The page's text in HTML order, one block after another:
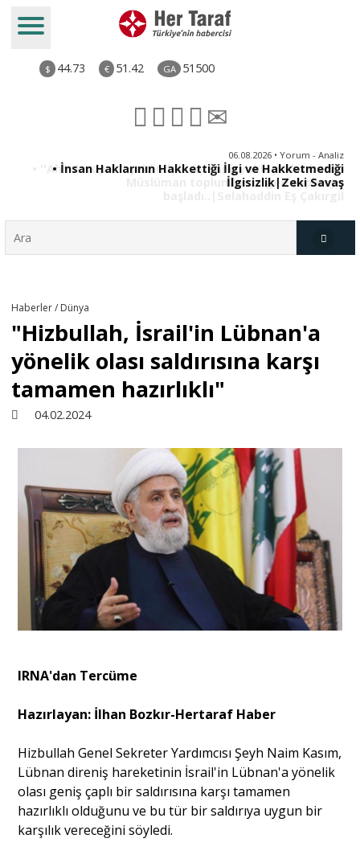
$ 44.73 € 51.42 GA 51500
06.08.2026 • Yorum - Analiz
• İnsan Haklarının Hakkettiği İlgi ve Hakketmediği
İlgisizlik|Zeki Savaş
Derkenar
Sivil Toplum
Kültür - Sanat
Ekonomi
Dünya
Yorum - Analiz
Yazı Dizisi
Portre
Yazarlar
Haberler / Dünya
"Hizbullah, İsrail'in Lübnan'a
yönelik olası saldırısına karşı
tamamen hazırlıklı"
04.02.2024
IRNA'dan Tercüme
Hazırlayan: İlhan Bozkır-Hertaraf Haber
Hizbullah Genel Sekreter Yardımcısı Şeyh Naim Kasım,
Lübnan direniş hareketinin İsrail'in Lübnan'a yönelik
olası geniş çaplı bir saldırısına karşı tamamen
hazırlıklı olduğunu ve bu tür bir saldırıya uygun bir
karşılık vereceğini söyledi.